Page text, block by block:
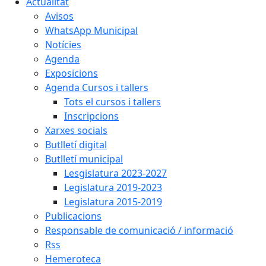
Avisos
WhatsApp Municipal
Notícies
Agenda
Exposicions
Agenda Cursos i tallers
Tots el cursos i tallers
Inscripcions
Xarxes socials
Butlletí digital
Butlletí municipal
Lesgislatura 2023-2027
Legislatura 2019-2023
Legislatura 2015-2019
Publicacions
Responsable de comunicació / informació
Rss
Hemeroteca